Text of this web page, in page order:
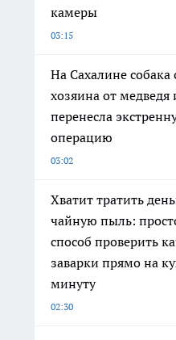
камеры
03:15
На Сахалине собака
хозяина от медведя
перенесла
операцию
03:02
Хватит тратить
чайную пыль:
способ проверить
заварки прямо на
минуту
02:30